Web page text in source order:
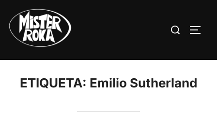
contenido
Buscar:
ETIQUETA: Emilio Sutherland